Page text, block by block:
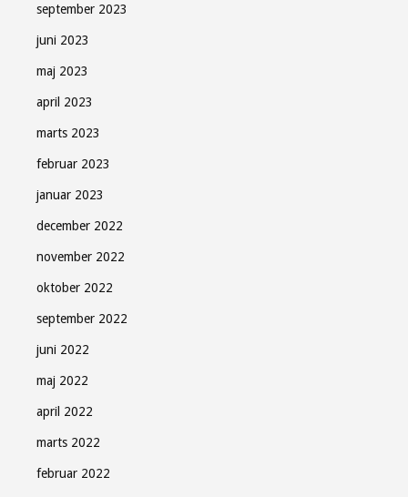
september 2023
juni 2023
maj 2023
april 2023
marts 2023
februar 2023
januar 2023
december 2022
november 2022
oktober 2022
september 2022
juni 2022
maj 2022
april 2022
marts 2022
februar 2022